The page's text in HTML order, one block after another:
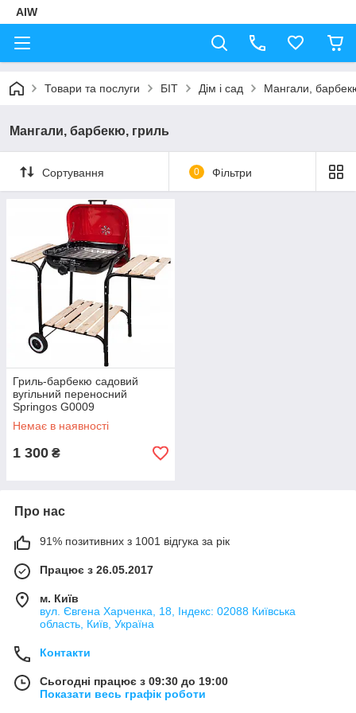
AIW
Товари та послуги БІТ Дім і сад Мангали,
Мангали, барбекю, гриль
Сортування 0 Фільтри
Гриль-барбекю садовий
вугільний переносний
Springos G0009
Немає в наявності
1 300 ₴
Про нас
91% позитивних з 1001 відгука за рік
Працює з 26.05.2017
м. Київ
вул. Євгена Харченка, 18, Індекс: 02088 Київська
область, Київ, Україна
Контакти
Сьогодні працює з 09:30 до 19:00
Показати весь графік роботи